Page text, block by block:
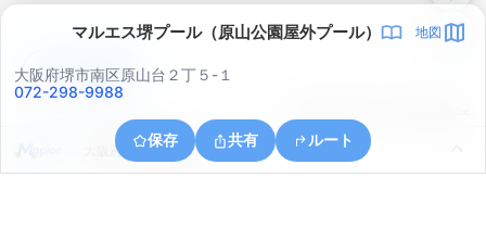
マルエス堺プール（原山公園屋外プール） 地図
大阪府堺市南区原山台２丁５-１
072-298-9988
保存 共有 ルート
大阪府和泉市和田町
アプリで見る